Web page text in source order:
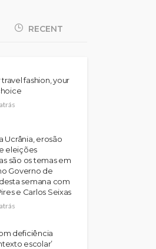
RECENT
fashion, your
Ucrânia, erosão
eleições
são os temas em
Governo de
semana com
e Carlos Seixas
deficiência
escolar’